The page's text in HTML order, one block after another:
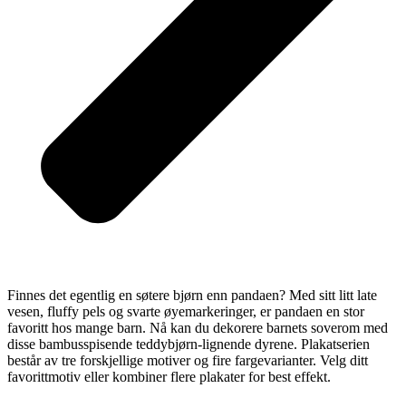
Finnes det egentlig en søtere bjørn enn pandaen? Med sitt litt late
vesen, fluffy pels og svarte øyemarkeringer, er pandaen en stor
favoritt hos mange barn. Nå kan du dekorere barnets soverom med
disse bambusspisende teddybjørn-lignende dyrene. Plakatserien
består av tre forskjellige motiver og fire fargevarianter. Velg ditt
favorittmotiv eller kombiner flere plakater for best effekt.